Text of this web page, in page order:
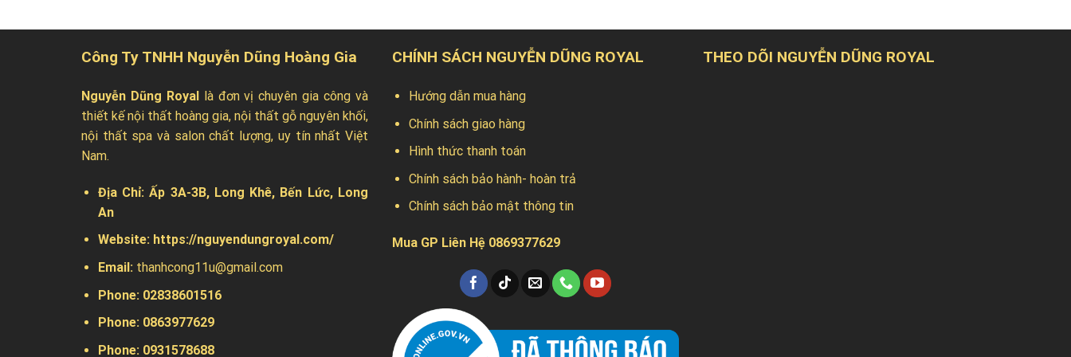
Công Ty TNHH Nguyễn Dũng Hoàng Gia
Nguyễn Dũng Royallà đơn vị chuyên gia công và
thiết kế nội thất hoàng gia, nội thất gỗ nguyên khối,
nội thất spa và salon chất lượng, uy tín nhất Việt
Nam.
Địa Chỉ:Ấp 3A-3B, Long Khê, Bến Lức, Long
An
Website: https://nguyendungroyal.com/
Email: thanhcong11u@gmail.com
Phone: 02838601516
Phone: 0863977629
Phone: 0931578688
CHÍNH SÁCH NGUYỄN DŨNG ROYAL
Hướng dẫn mua hàng
Chính sách giao hàng
Hình thức thanh toán
Chính sách bảo hành- hoàn trả
Chính sách bảo mật thông tin
Mua GP Liên Hệ 0869377629
THEO DÕI NGUYỄN DŨNG ROYAL